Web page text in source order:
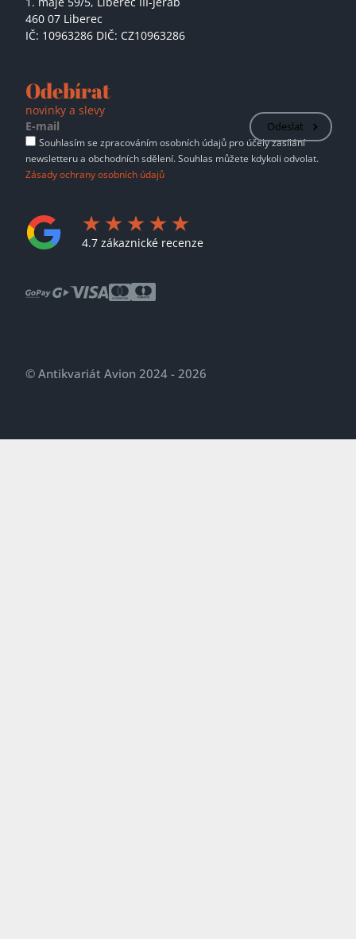
460 07 Liberec
IČ: 10963286 DIČ: CZ10963286
Odebírat
novinky a slevy
Odeslat
Souhlasím se zpracováním osobních údajů pro účely zasílání
newsletteru a obchodních sdělení. Souhlas můžete kdykoli odvolat.
Zásady ochrany osobních údajů
4.7 zákaznické recenze
© Antikvariát Avion 2024 - 2026